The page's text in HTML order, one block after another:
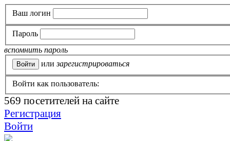
Ваш логин
Пароль
вспомнить пароль
или зарегистрироваться
Войти как пользователь:
569 посетителей на сайте
Регистрация
Войти